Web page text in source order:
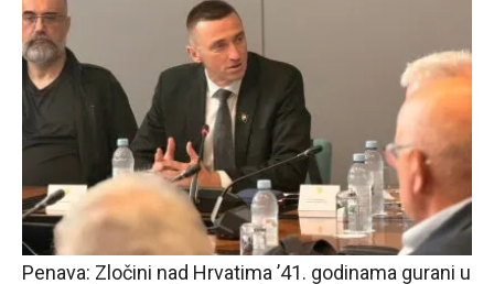
Penava: Zločini nad Hrvatima ’41. godinama gurani u